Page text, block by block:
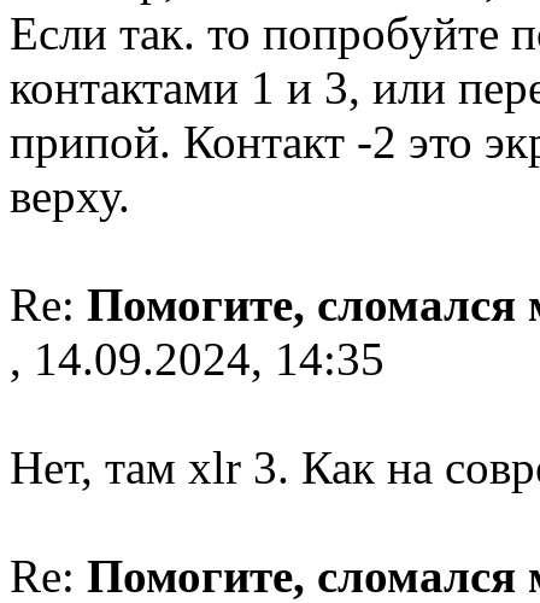
Если так. то попробуйте
контактами 1 и 3, или
припой. Контакт -2 это
верху.
Re: Помогите,
, 14.09.2024, 14:35
Нет, там xlr 3. Как на
Re: Помогите,